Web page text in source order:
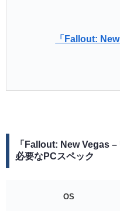
「Fallout:
「Fallout: New Vegas
必要なPCスペック
OS